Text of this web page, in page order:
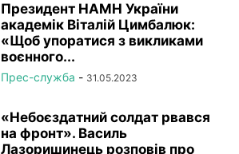
Президент НАМН України
академік Віталій Цимбалюк:
«Щоб упоратися з викликами
воєнного...
Прес-служба - 31.05.2023
«Небоєздатний солдат рвався
на фронт». Василь
Лазоришинець розповів про